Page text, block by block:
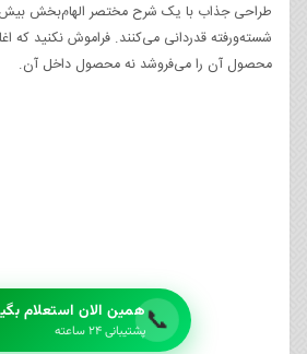
طراحی جذاب با یک شرح مختصر الهام‌بخش
شسته‌ورفته قدردانی می‌کنند. فراموش نکنید که
محصول آن را می‌فروشد نه محصول داخل آن.
📞همین الان استعلام
پشتیبانی ۲۴ ساعته